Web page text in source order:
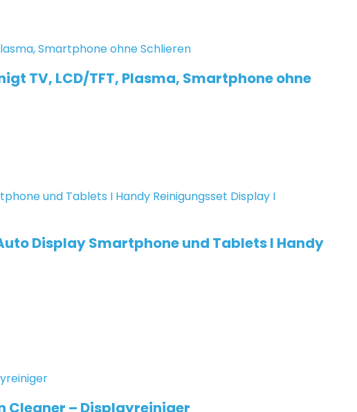
TV, LCD/TFT, Plasma, Smartphone ohne
Display Smartphone und Tablets I Handy
Cleaner – Displayreiniger